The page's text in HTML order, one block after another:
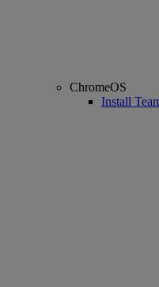
ChromeOS
Install